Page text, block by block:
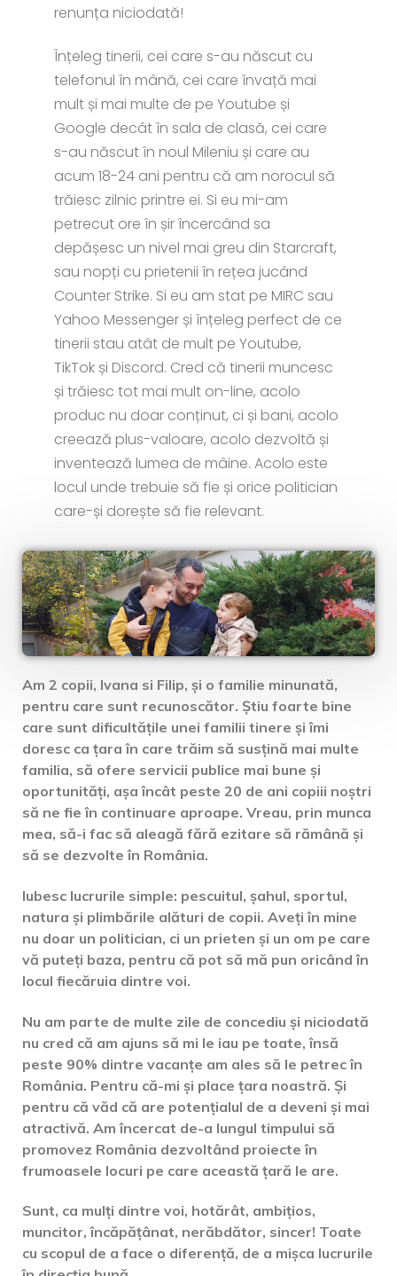
renunța niciodată!
Înțeleg tinerii, cei care s-au născut cu
telefonul în mână, cei care învață mai
mult și mai multe de pe Youtube și
Google decât în sala de clasă, cei care
s-au născut în noul Mileniu și care au
acum 18-24 ani pentru că am norocul să
trăiesc zilnic printre ei. Si eu mi-am
petrecut ore în șir încercând sa
depășesc un nivel mai greu din Starcraft,
sau nopți cu prietenii în rețea jucând
Counter Strike. Si eu am stat pe MIRC sau
Yahoo Messenger și înțeleg perfect de ce
tinerii stau atât de mult pe Youtube,
TikTok și Discord. Cred că tinerii muncesc
și trăiesc tot mai mult on-line, acolo
produc nu doar conținut, ci și bani, acolo
creează plus-valoare, acolo dezvoltă și
inventează lumea de mâine. Acolo este
locul unde trebuie să fie și orice politician
care-și dorește să fie relevant.
Am 2 copii, Ivana si Filip, și o familie minunată,
pentru care sunt recunoscător. Știu foarte bine
care sunt dificultățile unei familii tinere și îmi
doresc ca țara în care trăim să susțină mai multe
familia, să ofere servicii publice mai bune și
oportunități, așa încât peste 20 de ani copiii noștri
să ne fie în continuare aproape. Vreau, prin munca
mea, să-i fac să aleagă fără ezitare să rămână și
să se dezvolte în România.
Iubesc lucrurile simple: pescuitul, șahul, sportul,
natura și plimbările alături de copii. Aveți în mine
nu doar un politician, ci un prieten și un om pe care
vă puteți baza, pentru că pot să mă pun oricând în
locul fiecăruia dintre voi.
Nu am parte de multe zile de concediu și niciodată
nu cred că am ajuns să mi le iau pe toate, însă
peste 90% dintre vacanțe am ales să le petrec în
România. Pentru că-mi și place țara noastră. Și
pentru că văd că are potențialul de a deveni și mai
atractivă. Am încercat de-a lungul timpului să
promovez România dezvoltând proiecte în
frumoasele locuri pe care această țară le are.
Sunt, ca mulți dintre voi, hotărât, ambițios,
muncitor, încăpățânat, nerăbdător, sincer! Toate
cu scopul de a face o diferență, de a mișca lucrurile